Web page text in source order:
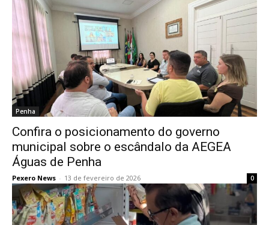
Penha
Confira o posicionamento do governo
municipal sobre o escândalo da AEGEA
Águas de Penha
Pexero News - 13 de fevereiro de 2026 0